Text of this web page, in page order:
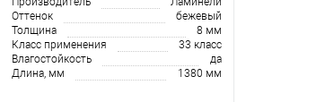
Оттенок
бежевый
Толщина
8 мм
Класс применения
33 класс
Влагостойкость
да
Длина, мм
1380 мм